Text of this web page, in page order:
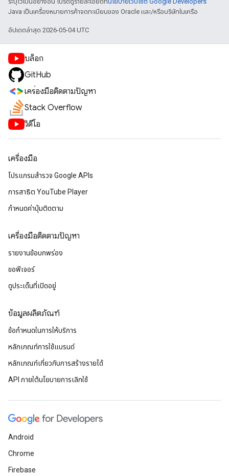
Java เป็นเครื่องหมายการค้าจดทะเบียนของ Oracle และ/หรือบริษัทในเครือ
อัปเดตล่าสุด 2026-05-04 UTC
บล็อก
GitHub
เครื่องมือติดตามปัญหา
Stack Overflow
วิดีโอ
เครื่องมือ
โปรแกรมสำรวจ Google APIs
การสาธิต YouTube Player
กำหนดค่าปุ่มติดตาม
เครื่องมือติดตามปัญหา
รายงานข้อบกพร่อง
ขอฟีเจอร์
ดูประเด็นที่เปิดอยู่
ข้อมูลผลิตภัณฑ์
ข้อกำหนดในการให้บริการ
หลักเกณฑ์การใช้แบรนด์
หลักเกณฑ์เกี่ยวกับการสร้างรายได้
API ภายใต้นโยบายการเลิกใช้
Android
Chrome
Firebase